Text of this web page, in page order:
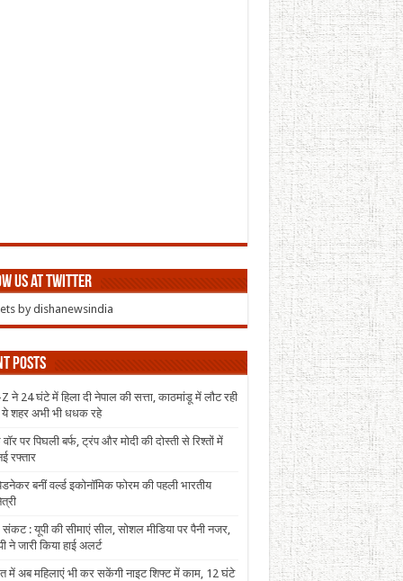
us at Twitter
by dishanewsindia
Posts
ने 24 घंटे में हिला दी नेपाल की सत्ता, काठमांडू में लौट रही
ये शहर अभी भी धधक रहे
पर पिघली बर्फ, ट्रंप और मोदी की दोस्ती से रिश्तों में
रफ्तार
बनीं वर्ल्ड इकोनॉमिक फोरम की पहली भारतीय
संकट : यूपी की सीमाएं सील, सोशल मीडिया पर पैनी नजर,
ने जारी किया हाई अलर्ट
में अब महिलाएं भी कर सकेंगी नाइट शिफ्ट में काम, 12 घंटे